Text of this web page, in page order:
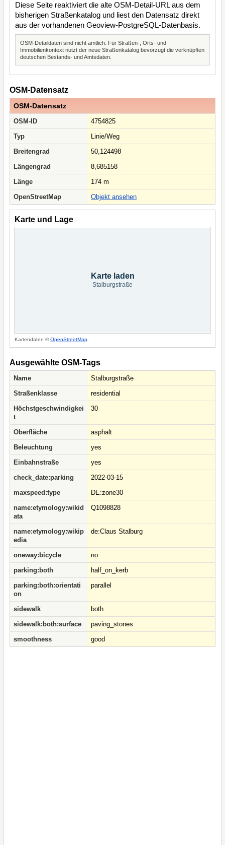
Diese Seite reaktiviert die alte OSM-Detail-URL aus dem
bisherigen Straßenkatalog und liest den Datensatz direkt
aus der vorhandenen Geoview-PostgreSQL-Datenbasis.
OSM-Detaildaten sind nicht amtlich. Für Straßen-, Orts- und
Immobilienkontext nutzt der neue Straßenkatalog bevorzugt die verknüpften
deutschen Bestands- und Amtsdaten.
OSM-Datensatz
OSM-Datensatz
OSM-ID
4754825
Typ
Linie/Weg
Breitengrad
50,124498
Längengrad
8,685158
Länge
174 m
OpenStreetMap
Objekt ansehen
Karte und Lage
Karte laden
Stalburgstraße
Kartendaten ©OpenStreetMap
Ausgewählte OSM-Tags
Name
Stalburgstraße
Straßenklasse
residential
Höchstgeschwindigkei
t
30
Oberfläche
asphalt
Beleuchtung
yes
Einbahnstraße
yes
check_date:parking
2022-03-15
maxspeed:type
DE:zone30
name:etymology:wikid
ata
Q1098828
name:etymology:wikip
edia
de:Claus Stalburg
oneway:bicycle
no
parking:both
half_on_kerb
parking:both:orientati
on
parallel
sidewalk
both
sidewalk:both:surface
paving_stones
smoothness
good